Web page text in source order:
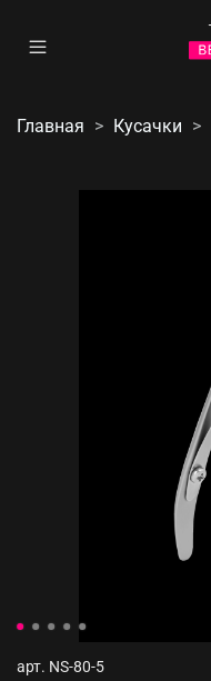
Главная Кусачки
арт. NS-80-5